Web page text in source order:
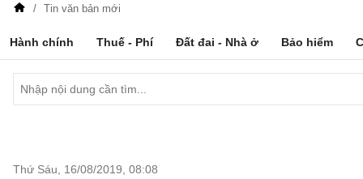
Tin văn bản mới
Hành chính Thuế - Phí Đất đai - Nhà ở Bảo hiểm
Thứ Sáu, 16/08/2019 08:08